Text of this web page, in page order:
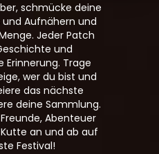
schmücke deine
Aufnähern und
Jeder Patch
und
Trage
wer du bist und
das nächste
deine Sammlung.
Abenteuer
an und ab auf
Festival!